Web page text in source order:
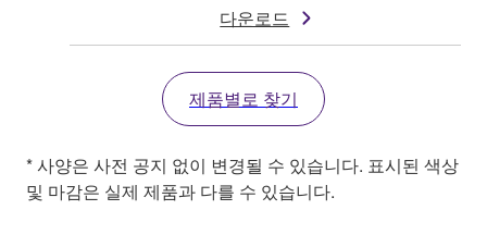
다운로드
제품별로 찾기
* 사양은 사전 공지 없이 변경될 수 있습니다. 표시된 색상
및 마감은 실제 제품과 다를 수 있습니다.